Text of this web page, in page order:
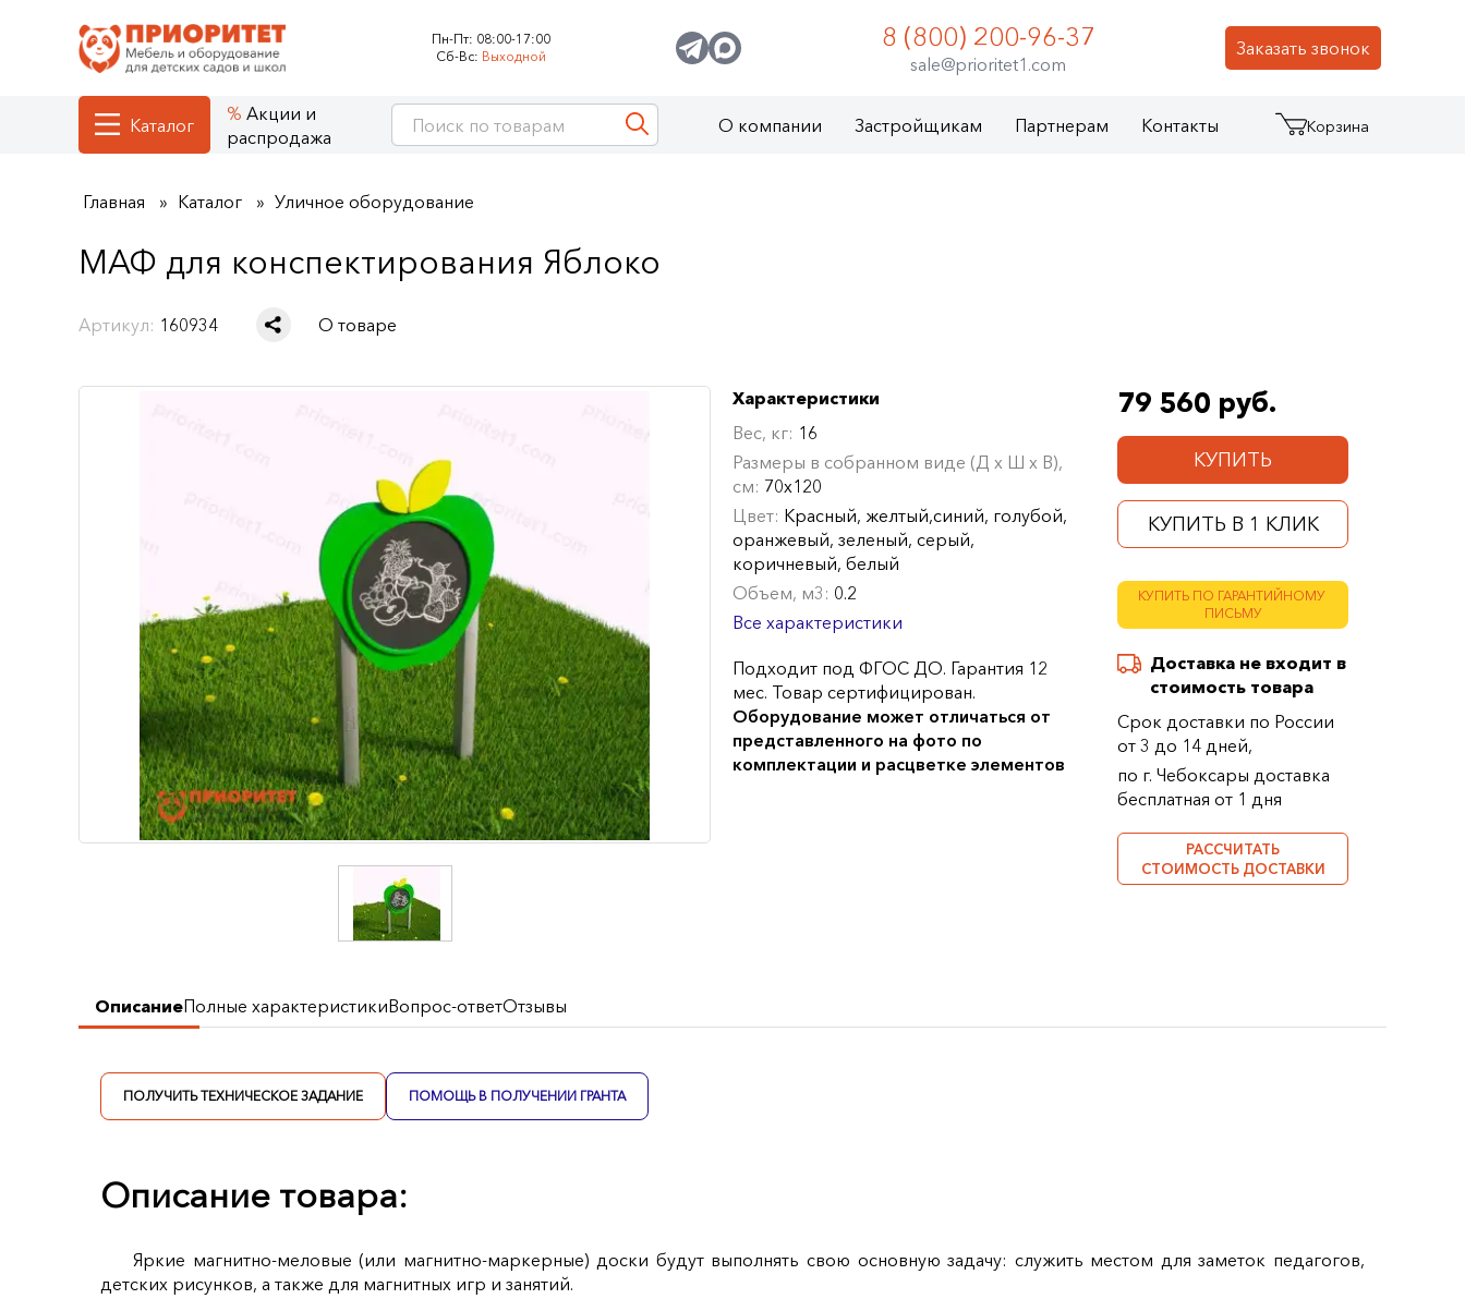
Пн-Пт: 08:00-17:00
Сб-Вс: Выходной Заказать звонок
8 (800) 200-96-37
sale@prioritet1.com
Каталог
Акции и
распродажа
О компании Застройщикам Партнерам Контакты Корзина
Главная Каталог Уличное оборудование
МАФ для конспектирования Яблоко
Артикул: 160934 О товаре
79 560 руб.
КУПИТЬ
КУПИТЬ В 1 КЛИК
КУПИТЬ ПО ГАРАНТИЙНОМУ
ПИСЬМУ
Доставка не входит в
стоимость товара
Срок доставки по России
от 3 до 14 дней,
по г. Чебоксары доставка
бесплатная от 1 дня
РАССЧИТАТЬ
СТОИМОСТЬ ДОСТАВКИ
Характеристики
Вес, кг: 16
Размеры в собранном виде (Д х Ш х В),
см: 70х120
Цвет: Красный, желтый,синий, голубой,
оранжевый, зеленый, серый,
коричневый, белый
Объем, м3: 0.2
Все характеристики
Подходит под ФГОС ДО. Гарантия 12
мес. Товар сертифицирован.
Оборудование может отличаться от
представленного на фото по
комплектации и расцветке элементов
ОписаниеПолные характеристикиВопрос-ответОтзывы
ПОЛУЧИТЬ ТЕХНИЧЕСКОЕ ЗАДАНИЕ ПОМОЩЬ В ПОЛУЧЕНИИ ГРАНТА
Описание товара:
Яркие магнитно-меловые (или магнитно-маркерные) доски будут выполнять свою основную задачу: служить местом для заметок педагогов,
детских рисунков, а также для магнитных игр и занятий.